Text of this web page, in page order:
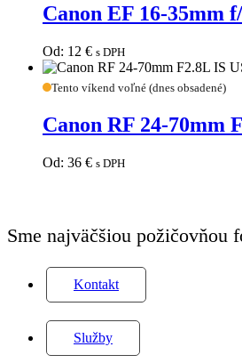
35mm
USM
Canon EF 16-35mm
Od: 12 € s DPH
Canon
24-
70mm
IS
Tento víkend voľné (dnes obsadené)
Canon RF 24-70mm
Od: 36 € s DPH
Sme najväčšiou požičovňou
Kontakt
Služby